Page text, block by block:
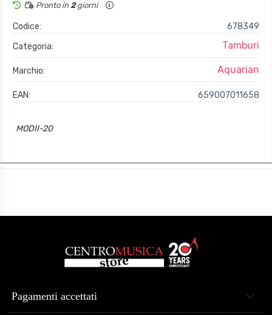
Pronto in 2giorni
Codice:
678349
Categoria:
Tamburi
Marchio: Aquarian
EAN: 659007011658
MODII-20
Pagamenti accettati